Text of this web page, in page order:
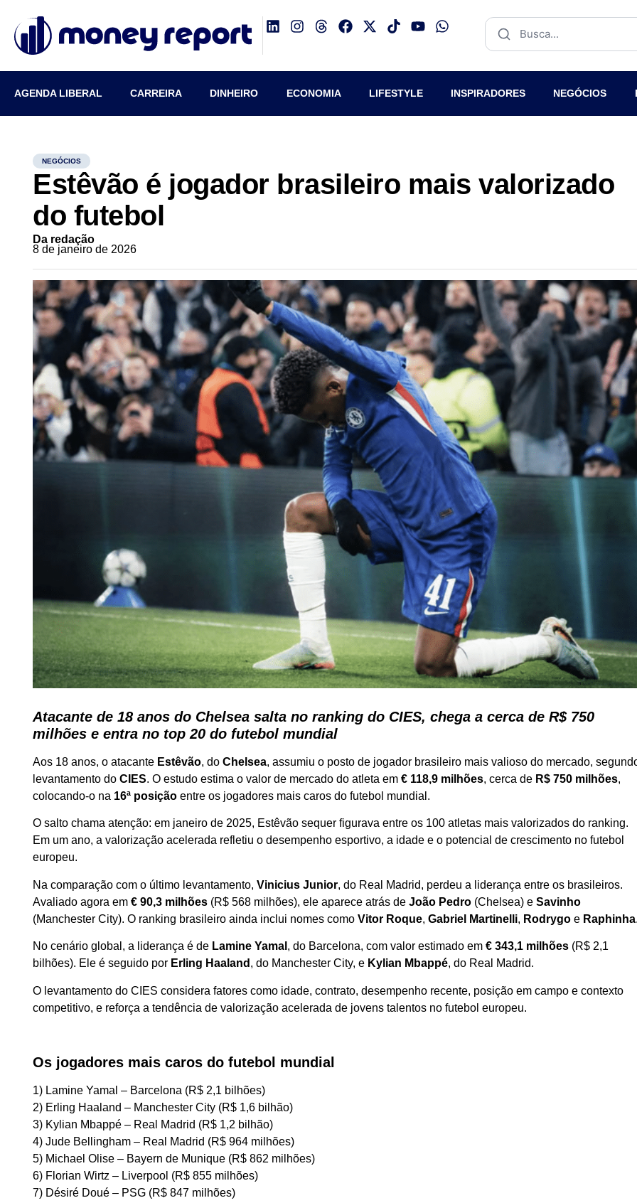
AGENDA LIBERAL CARREIRA DINHEIRO ECONOMIA LIFESTYLE INSPIRADORES NEGÓCIOS
NEGÓCIOS
Estêvão é jogador brasileiro mais valorizado
do futebol
Da redação
8 de janeiro de 2026
Atacante de 18 anos do Chelsea salta no ranking do CIES, chega a cerca de R$ 750
milhões e entra no top 20 do futebol mundial
Aos 18 anos, o atacante Estêvão, doChelsea, assumiu o posto de jogador brasileiro mais valioso do mercado,
levantamento doCIES. O estudo estima o valor de mercado do atleta em€ 118,9 milhões, cerca de R$ 750 milhões,
colocando-o na 16ª posição entre os jogadores mais caros do futebol mundial.
O salto chama atenção: em janeiro de 2025, Estêvão sequer figurava entre os 100 atletas mais valorizados do ranking.
Em um ano, a valorização acelerada refletiu o desempenho esportivo, a idade e o potencial de crescimento no futebol
europeu.
Na comparação com o último levantamento,Vinicius Junior, do Real Madrid, perdeu a liderança entre os brasileiros.
Avaliado agora em€ 90,3 milhões (R$ 568 milhões), ele aparece atrás deJoão Pedro (Chelsea) eSavinho
(Manchester City). O ranking brasileiro ainda inclui nomes comoVitor Roque,Gabriel Martinelli, Rodrygo e Raphinha
No cenário global, a liderança é de Lamine Yamal , do Barcelona, com valor estimado em€ 343,1 milhões (R$ 2,1
bilhões). Ele é seguido por Erling Haaland , do Manchester City, e Kylian Mbappé, do Real Madrid.
O levantamento do CIES considera fatores como idade, contrato, desempenho recente, posição em campo e contexto
competitivo, e reforça a tendência de valorização acelerada de jovens talentos no futebol europeu.
Os jogadores mais caros do futebol mundial
1) Lamine Yamal – Barcelona (R$ 2,1 bilhões)
2) Erling Haaland – Manchester City (R$ 1,6 bilhão)
3) Kylian Mbappé – Real Madrid (R$ 1,2 bilhão)
4) Jude Bellingham – Real Madrid (R$ 964 milhões)
5) Michael Olise – Bayern de Munique (R$ 862 milhões)
6) Florian Wirtz – Liverpool (R$ 855 milhões)
7) Désiré Doué – PSG (R$ 847 milhões)